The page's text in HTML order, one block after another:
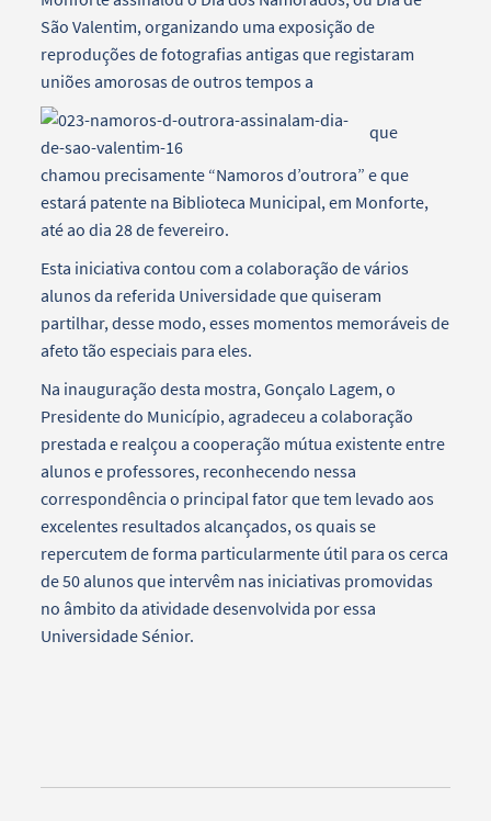
São Valentim, organizando uma exposição de
reproduções de fotografias antigas que registaram
uniões amorosas de outros tempos a
que
chamou precisamente “Namoros d’outrora” e que
estará patente na Biblioteca Municipal, em Monforte,
até ao dia 28 de fevereiro.
Esta iniciativa contou com a colaboração de vários
alunos da referida Universidade que quiseram
partilhar, desse modo, esses momentos memoráveis de
afeto tão especiais para eles.
Na inauguração desta mostra, Gonçalo Lagem, o
Presidente do Município, agradeceu a colaboração
prestada e realçou a cooperação mútua existente entre
alunos e professores, reconhecendo nessa
correspondência o principal fator que tem levado aos
excelentes resultados alcançados, os quais se
repercutem de forma particularmente útil para os cerca
de 50 alunos que intervêm nas iniciativas promovidas
no âmbito da atividade desenvolvida por essa
Universidade Sénior.